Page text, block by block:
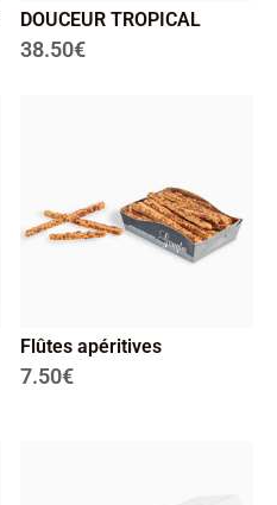
DOUCEUR TROPICAL
38.50€
Flûtes apéritives
7.50€